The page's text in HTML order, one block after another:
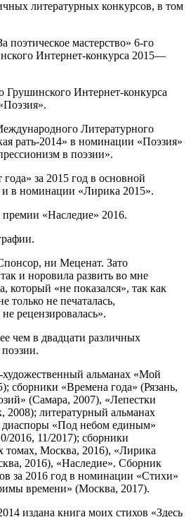
литературных конкурсов, в том
мастерство» 6-го
Интернет-конкурса 2015—
Интернет-конкурса
Литературного
рать-2014» в номинации «Поэзия»
в поэзии».
за 2015 год в основной
в номинации «Лирика 2015».
«Наследие» 2016.
ни Меценат. Зато
и норовила развить во мне
который «не показался», так как
только не печаталась,
рецензировалась».
чем в двадцати различных
альманах «Мой
сборники «Времена года» (Рязань,
(Самара, 2007), «Лепестки
литературный альманах
диаспоры «Под небом единым»
2016, 11/2017); сборники
томах, Москва, 2016), «Лирика
2016), «Наследие». Сборник
за 2016 год в номинации «Стихи»
времени» (Москва, 2017).
издана книга моих стихов «Здесь